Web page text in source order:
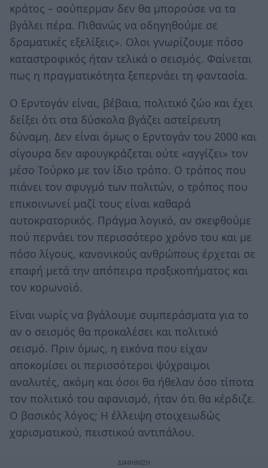
κράτος – σούπερμαν δεν θα μπορούσε να τα
βγάλει πέρα. Πιθανώς να οδηγηθούμε σε
δραματικές εξελίξεις». Ολοι γνωρίζουμε πόσο
καταστροφικός ήταν τελικά ο σεισμός. Φαίνεται
πως η πραγματικότητα ξεπερνάει τη φαντασία.
Ο Ερντογάν είναι, βέβαια, πολιτικό ζώο και έχει
δείξει ότι στα δύσκολα βγάζει αστείρευτη
δύναμη. Δεν είναι όμως ο Ερντογάν του 2000 και
σίγουρα δεν αφουγκράζεται ούτε «αγγίζει» τον
μέσο Τούρκο με τον ίδιο τρόπο. Ο τρόπος που
πιάνει τον σφυγμό των πολιτών, ο τρόπος που
επικοινωνεί μαζί τους είναι καθαρά
αυτοκρατορικός. Πράγμα λογικό, αν σκεφθούμε
πού περνάει τον περισσότερο χρόνο του και με
πόσο λίγους, κανονικούς ανθρώπους έρχεται σε
επαφή μετά την απόπειρα πραξικοπήματος και
τον κορωνοϊό.
Είναι νωρίς να βγάλουμε συμπεράσματα για το
αν ο σεισμός θα προκαλέσει και πολιτικό
σεισμό. Πριν όμως, η εικόνα που είχαν
αποκομίσει οι περισσότεροι ψύχραιμοι
αναλυτές, ακόμη και όσοι θα ήθελαν όσο τίποτα
τον πολιτικό του αφανισμό, ήταν ότι θα κέρδιζε.
Ο βασικός λόγος; Η έλλειψη στοιχειωδώς
χαρισματικού, πειστικού αντιπάλου.